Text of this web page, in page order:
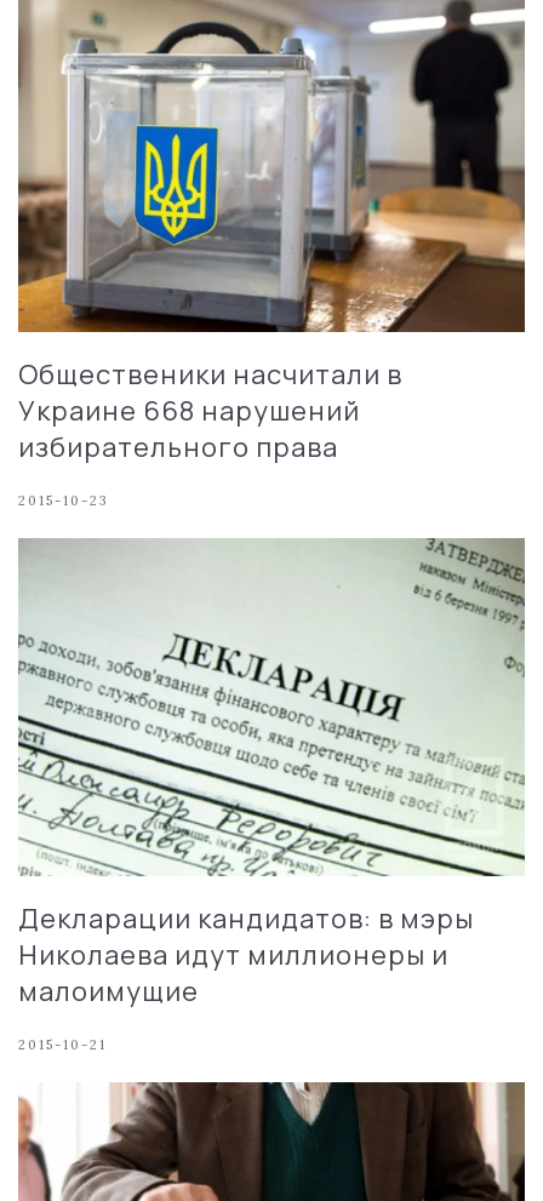
Общественики насчитали в
Украине 668 нарушений
избирательного права
2015-10-23
Декларации кандидатов: в мэры
Николаева идут миллионеры и
малоимущие
2015-10-21